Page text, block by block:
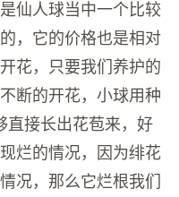
仙人球当中一个比较
，它的价格也是相对
花，只要我们养护的
断的开花，小球用种
直接长出花苞来，好
烂的情况，因为绯花
况，那么它烂根我们